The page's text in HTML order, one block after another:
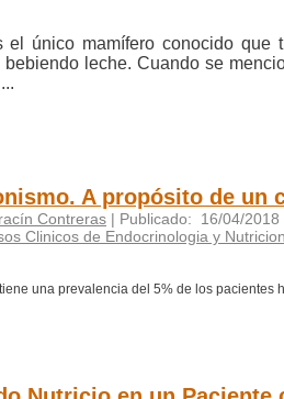
el único mamífero conocido que
bebiendo leche. Cuando se
A propósito de un
Contreras | Publicado: 16/04/
Clinicos de Endocrinologia y
una prevalencia del 5% de los pacientes